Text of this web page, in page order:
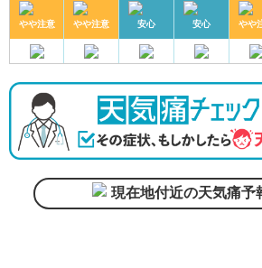
やや注意 やや注意 安心 安心 やや
現在地付近の天気痛予